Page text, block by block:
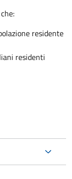
che:
residente
residenti